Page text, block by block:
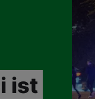
ist